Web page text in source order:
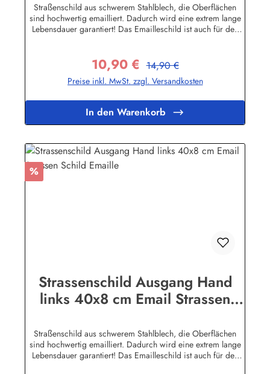
Straßenschild aus schwerem Stahlblech, die Oberflächen
sind hochwertig emailliert. Dadurch wird eine extrem lange
Lebensdauer garantiert! Das Emailleschild ist auch für den
stand! Sie wollen sich das Schild mit Ihrem eigenen Text
beschriften lassen? Hier geht's zu den Sonderanfertigungen
für Emaille Straßenschilder Herstellerinformationen:Buddel-
Hamburginfo@buddel.de
Verkaufspreis:
10,90 € Regulärer Preis:
14,90 €
Preise inkl. MwSt. zzgl. Versandkosten
In den Warenkorb
Rabatt
%
Strassenschild Ausgang Hand
links 40x8 cm Email Strassen
Straßenschild aus schwerem Stahlblech, die Oberflächen
sind hochwertig emailliert. Dadurch wird eine extrem lange
Lebensdauer garantiert! Das Emailleschild ist auch für den